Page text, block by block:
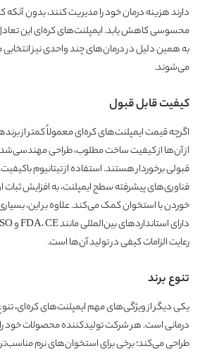
دارند هزینه درمان خود را مدیریت کنند، بدون
محسوسی کاهش یابد. ایمپلنت‌های کره‌ای این تعادل
به همین دلیل در درمان‌های چند واحدی نیز
می‌شوند.
کیفیت قابل قبول
اگرچه قیمت ایمپلنت‌های کره‌ای معمولاً کمتر از
از آن‌ها از کیفیت ساخت مطلوب، طراحی
قبولی برخوردار هستند. استفاده از تیتانیوم
فناوری‌های پیشرفته سطح ایمپلنت، به افزایش
خوردن با استخوان کمک می‌کند. علاوه بر این،
رعایت الزامات کیفی در تولید آن‌ها است.
تنوع برند
یکی دیگر از ویژگی‌های مهم ایمپلنت‌های کره‌ای،
درمانی است. هر شرکت تولیدکننده محصولات خود
طراحی می‌کند؛ برخی برای استخوان‌های نرم